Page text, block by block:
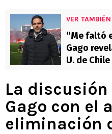
VER TAMBIÉN
“Me faltó
Gago
U. de
La discusión
Gago con el
eliminación